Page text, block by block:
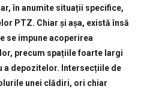
în anumite situații specifice,
PTZ. Chiar și așa, există însă
se impune acoperirea
precum spațiile foarte largi
a depozitelor. Intersecțiile de
unei clădiri, ori chiar